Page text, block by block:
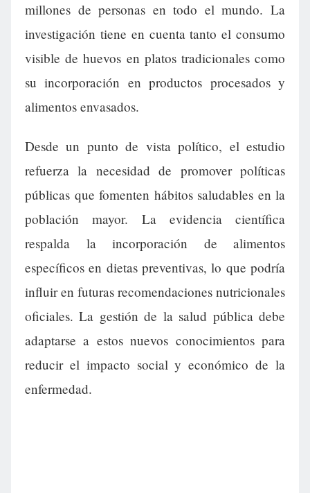
millones de personas en todo el mundo. La
investigación tiene en cuenta tanto el consumo
visible de huevos en platos tradicionales como
su incorporación en productos procesados y
alimentos envasados.
Desde un punto de vista político, el estudio
refuerza la necesidad de promover políticas
públicas que fomenten hábitos saludables en la
población mayor. La evidencia científica
respalda la incorporación de alimentos
específicos en dietas preventivas, lo que podría
influir en futuras recomendaciones nutricionales
oficiales. La gestión de la salud pública debe
adaptarse a estos nuevos conocimientos para
reducir el impacto social y económico de la
enfermedad.